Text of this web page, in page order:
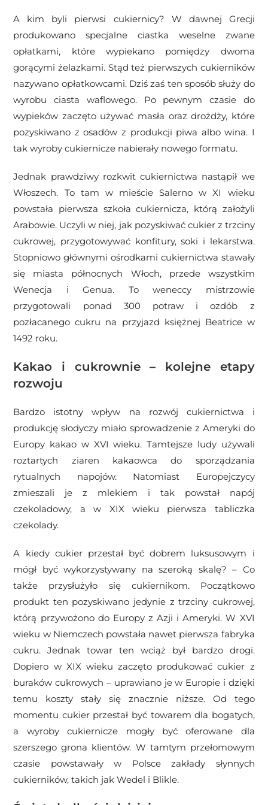
A kim byli pierwsi cukiernicy? W dawnej Grecji
produkowano specjalne ciastka weselne zwane
opłatkami, które wypiekano pomiędzy dwoma
gorącymi żelazkami. Stąd też pierwszych cukierników
nazywano opłatkowcami. Dziś zaś ten sposób służy do
wyrobu ciasta waflowego. Po pewnym czasie do
wypieków zaczęto używać masła oraz drożdży, które
pozyskiwano z osadów z produkcji piwa albo wina. I
tak wyroby cukiernicze nabierały nowego formatu.
Jednak prawdziwy rozkwit cukiernictwa nastąpił we
Włoszech. To tam w mieście Salerno w XI wieku
powstała pierwsza szkoła cukiernicza, którą założyli
Arabowie. Uczyli w niej, jak pozyskiwać cukier z trzciny
cukrowej, przygotowywać konfitury, soki i lekarstwa.
Stopniowo głównymi ośrodkami cukiernictwa stawały
się miasta północnych Włoch, przede wszystkim
Wenecja i Genua. To weneccy mistrzowie
przygotowali ponad 300 potraw i ozdób z
pozłacanego cukru na przyjazd księżnej Beatrice w
1492 roku.
Kakao i cukrownie – kolejne etapy
rozwoju
Bardzo istotny wpływ na rozwój cukiernictwa i
produkcję słodyczy miało sprowadzenie z Ameryki do
Europy kakao w XVI wieku. Tamtejsze ludy używali
roztartych ziaren kakaowca do sporządzania
rytualnych napojów. Natomiast Europejczycy
zmieszali je z mlekiem i tak powstał napój
czekoladowy, a w XIX wieku pierwsza tabliczka
czekolady.
A kiedy cukier przestał być dobrem luksusowym i
mógł być wykorzystywany na szeroką skalę? – Co
także przysłużyło się cukiernikom. Początkowo
produkt ten pozyskiwano jedynie z trzciny cukrowej,
którą przywożono do Europy z Azji i Ameryki. W XVI
wieku w Niemczech powstała nawet pierwsza fabryka
cukru. Jednak towar ten wciąż był bardzo drogi.
Dopiero w XIX wieku zaczęto produkować cukier z
buraków cukrowych – uprawiano je w Europie i dzięki
temu koszty stały się znacznie niższe. Od tego
momentu cukier przestał być towarem dla bogatych,
a wyroby cukiernicze mogły być oferowane dla
szerszego grona klientów. W tamtym przełomowym
czasie powstawały w Polsce zakłady słynnych
cukierników, takich jak Wedel i Blikle.